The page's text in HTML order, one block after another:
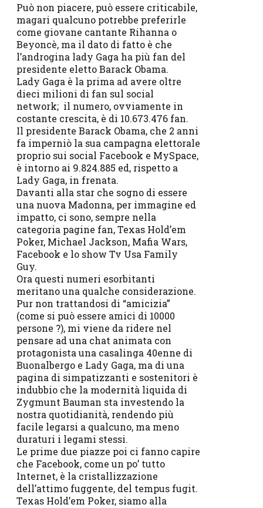
Può non piacere, può essere criticabile,
magari qualcuno potrebbe preferirle
come giovane cantante Rihanna o
Beyoncè, ma il dato di fatto è che
l’androgina lady Gaga ha più fan del
presidente eletto Barack Obama.
Lady Gaga è la prima ad avere oltre
dieci milioni di fan sul social
network; il numero, ovviamente in
costante crescita, è di 10.673.476 fan.
Il presidente Barack Obama, che 2 anni
fa imperniò la sua campagna elettorale
proprio sui social Facebook e MySpace,
è intorno ai 9.824.885 ed, rispetto a
Lady Gaga, in frenata.
Davanti alla star che sogno di essere
una nuova Madonna, per immagine ed
impatto, ci sono, sempre nella
categoria pagine fan, Texas Hold’em
Poker, Michael Jackson, Mafia Wars,
Facebook e lo show Tv Usa Family
Guy.
Ora questi numeri esorbitanti
meritano una qualche considerazione.
Pur non trattandosi di “amicizia”
(come si può essere amici di 10000
persone ?), mi viene da ridere nel
pensare ad una chat animata con
protagonista una casalinga 40enne di
Buonalbergo e Lady Gaga, ma di una
pagina di simpatizzanti e sostenitori è
indubbio che la modernità liquida di
Zygmunt Bauman sta investendo la
nostra quotidianità, rendendo più
facile legarsi a qualcuno, ma meno
duraturi i legami stessi.
Le prime due piazze poi ci fanno capire
che Facebook, come un po’ tutto
Internet, è la cristallizzazione
dell’attimo fuggente, del tempus fugit.
Texas Hold’em Poker, siamo alla